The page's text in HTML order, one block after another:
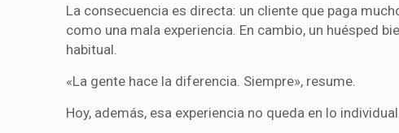
La consecuencia es directa: un cliente que paga
como una mala experiencia. En cambio, un huésped
habitual.
«La gente hace la diferencia. Siempre», resume.
Hoy, además, esa experiencia no queda en lo